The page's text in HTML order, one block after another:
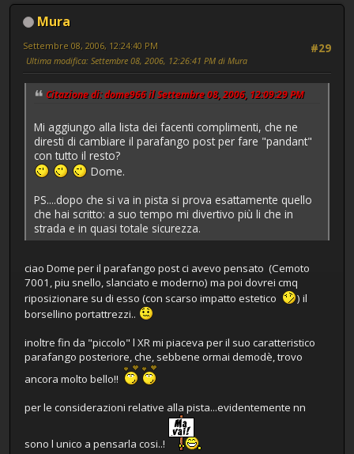
Mura
#29
Settembre 08, 2006, 12:24:40 PM
Ultima modifica: Settembre 08, 2006, 12:26:41 PM di Mura
Citazione di: dome966 il Settembre 08, 2006, 12:09:29 PM
Mi aggiungo alla lista dei facenti complimenti, che ne
diresti di cambiare il parafango post per fare "pandant"
con tutto il resto?
Dome.
PS....dopo che si va in pista si prova esattamente quello
che hai scritto: a suo tempo mi divertivo più li che in
strada e in quasi totale sicurezza.
ciao Dome per il parafango post ci avevo pensato (Cemoto
7001, piu snello, slanciato e moderno) ma poi dovrei cmq
riposizionare su di esso (con scarso impatto estetico
) il
borsellino portattrezzi..
inoltre fin da "piccolo" l XR mi piaceva per il suo caratteristico
parafango posteriore, che, sebbene ormai demodè, trovo
ancora molto bello!!
per le considerazioni relative alla pista...evidentemente nn
sono l unico a pensarla cosi..!